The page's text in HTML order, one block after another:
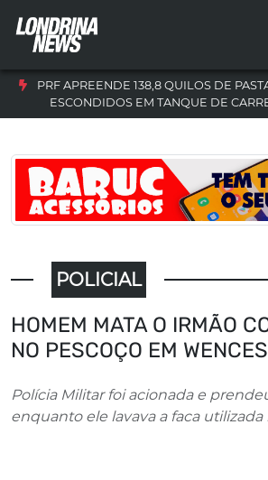
PRF APREENDE 138,8 QUILOS DE
ESCONDIDOS EM TANQUE DE
POLICIAL
HOMEM MATA O IRMÃO
NO PESCOÇO EM
Polícia Militar foi acionada e
enquanto ele lavava a faca